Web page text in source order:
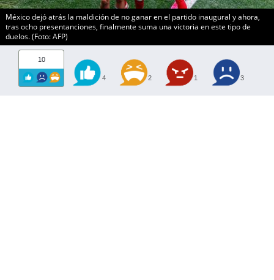
México dejó atrás la maldición de no ganar en el partido inaugural y ahora,
tras ocho presentanciones, finalmente suma una victoria en este tipo de
duelos. (Foto: AFP)
10
4 2 1 3